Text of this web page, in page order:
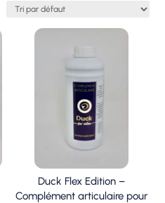
Duck Flex Edition –
Complément articulaire pour